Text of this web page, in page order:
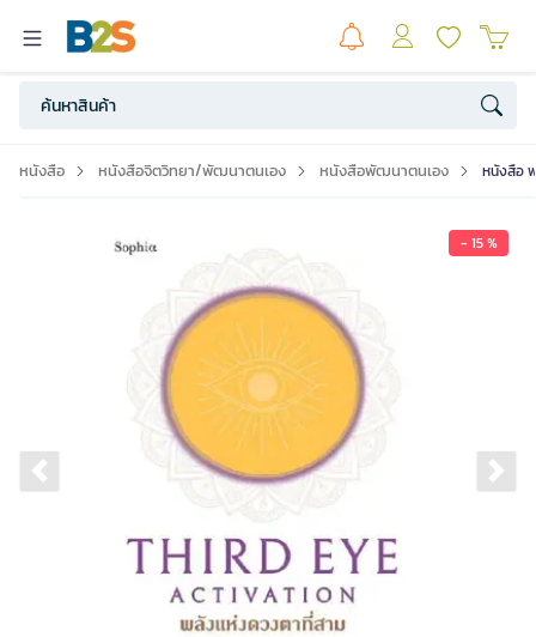
หนังสือ หนังสือจิตวิทยา/พัฒนาตนเอง หนังสือพัฒนาตนเอง หนังสือ
- 15 %
Previous slide